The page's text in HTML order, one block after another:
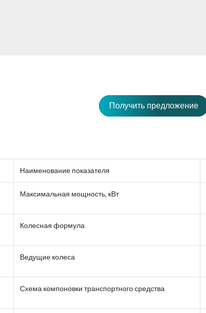
Получить предложение
Наименование показателя
Максимальная мощность, кВт
Колесная формула
Ведущие колеса
Схема компоновки транспортного средства